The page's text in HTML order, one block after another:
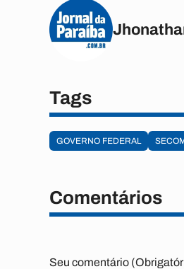
Tags
GOVERNO FEDERAL
Comentários
Seu comentário